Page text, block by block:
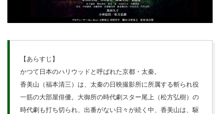
【あらすじ】
かつて日本のハリウッドと呼ばれた京都・太秦。
香美山（福本清三）は、太秦の日映撮影所に所属する斬られ役
一筋の大部屋俳優。大御所の時代劇スター尾上（松方弘樹）の
時代劇も打ち切られ、出番がない日々が続く中、香美山は、駆